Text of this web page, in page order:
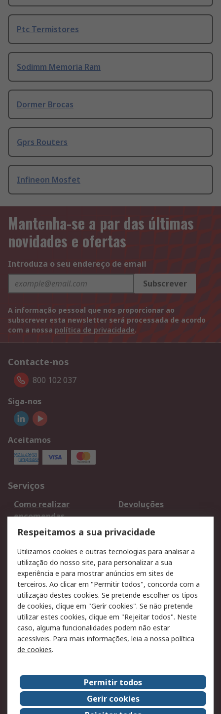
Ptc Termistores
Sodimm Memoria Ram
Dormer Brocas
Gprs Routers
Infineon Mosfet
Mantenha-se a par das últimas
novidades e ofertas
Introduza o seu endereço de email
Subscrever
A informação pessoal que nos proporcionar ao
subscrever esta newsletter será processada de acordo
com a nossa política de privacidade.
Contacte-nos
800 102 037
Siga-nos
Aceitamos
Serviços
Como realizar
encomendas
Devoluções
Formas de entrega
Qualidade e ambiente
Pagamento e
faturação
Legal
Aviso legal
Política de cookies
Política de privacidade
- Atualizada
Segurança de emails
Condições de venda
Sobre a RS
A RS no mundo
RS Group
Sobre a RS
Trabalhar na RS
Respeitamos a sua privacidade
Utilizamos cookies e outras tecnologias para analisar a
utilização do nosso site, para personalizar a sua
experiência e para mostrar anúncios em sites de
terceiros. Ao clicar em "Permitir todos", concorda com a
utilização destes cookies. Se pretende escolher os tipos
de cookies, clique em "Gerir cookies". Se não pretende
utilizar estes cookies, clique em "Rejeitar todos". Neste
caso, alguma funcionalidades podem não estar
acessíveis. Para mais informações, leia a nossa política
de cookies.
Permitir todos
Gerir cookies